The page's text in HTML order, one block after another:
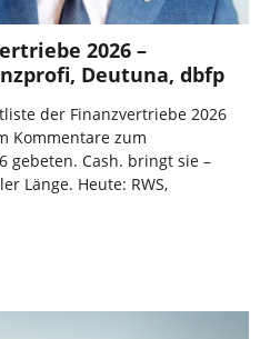
2026 –
Deutuna, dbfp
der Finanzvertriebe 2026
Kommentare zum
gebeten. Cash. bringt sie –
Länge. Heute: RWS,